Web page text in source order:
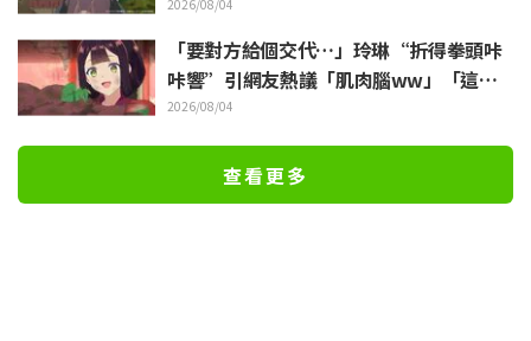
畫《穹廬下的魔女》第6集
2026/08/04
「要對方給個交代…」玲琳“折得拳頭咔
咔響”引網友熱議「肌肉腦ww」「這什
麼表情啦」／《我是不才惡女》第4集
2026/08/04
查看更多